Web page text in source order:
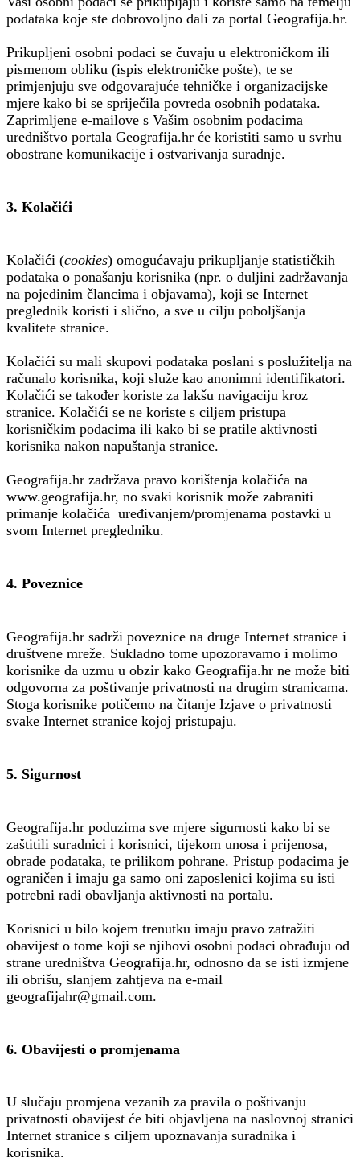
podataka koje ste dobrovoljno dali za portal Geografija.hr.
Prikupljeni osobni podaci se čuvaju u elektroničkom ili
pismenom obliku (ispis elektroničke pošte), te se
primjenjuju sve odgovarajuće tehničke i organizacijske
mjere kako bi se spriječila povreda osobnih podataka.
Zaprimljene e-mailove s Vašim osobnim podacima
uredništvo portala Geografija.hr će koristiti samo u svrhu
obostrane komunikacije i ostvarivanja suradnje.
3. Kolačići
Kolačići (cookies) omogućavaju prikupljanje statističkih
podataka o ponašanju korisnika (npr. o duljini zadržavanja
na pojedinim člancima i objavama), koji se Internet
preglednik koristi i slično, a sve u cilju poboljšanja
kvalitete stranice.
Kolačići su mali skupovi podataka poslani s poslužitelja na
računalo korisnika, koji služe kao anonimni identifikatori.
Kolačići se također koriste za lakšu navigaciju kroz
stranice. Kolačići se ne koriste s ciljem pristupa
korisničkim podacima ili kako bi se pratile aktivnosti
korisnika nakon napuštanja stranice.
Geografija.hr zadržava pravo korištenja kolačića na
www.geografija.hr, no svaki korisnik može zabraniti
primanje kolačića uređivanjem/promjenama postavki u
svom Internet pregledniku.
4. Poveznice
Geografija.hr sadrži poveznice na druge Internet stranice i
društvene mreže. Sukladno tome upozoravamo i molimo
korisnike da uzmu u obzir kako Geografija.hr ne može biti
odgovorna za poštivanje privatnosti na drugim stranicama.
Stoga korisnike potičemo na čitanje Izjave o privatnosti
svake Internet stranice kojoj pristupaju.
5. Sigurnost
Geografija.hr poduzima sve mjere sigurnosti kako bi se
zaštitili suradnici i korisnici, tijekom unosa i prijenosa,
obrade podataka, te prilikom pohrane. Pristup podacima je
ograničen i imaju ga samo oni zaposlenici kojima su isti
potrebni radi obavljanja aktivnosti na portalu.
Korisnici u bilo kojem trenutku imaju pravo zatražiti
obavijest o tome koji se njihovi osobni podaci obrađuju od
strane uredništva Geografija.hr, odnosno da se isti izmjene
ili obrišu, slanjem zahtjeva na e-mail
geografijahr@gmail.com.
6. Obavijesti o promjenama
U slučaju promjena vezanih za pravila o poštivanju
privatnosti obavijest će biti objavljena na naslovnoj stranici
Internet stranice s ciljem upoznavanja suradnika i
korisnika.